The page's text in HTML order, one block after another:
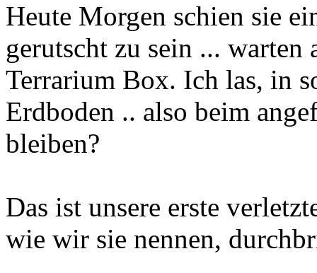
Heute Morgen schien sie
gerutscht zu sein ...
Terrarium Box. Ich las, in
Erdboden .. also beim
bleiben?
Das ist unsere erste
wie wir sie nennen,